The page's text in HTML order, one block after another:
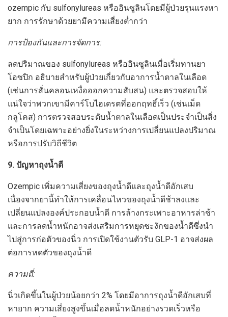
ozempic กับ sulfonylureas หรืออินซูลินโดยมีผู้ป่วยรุนแรงหา
ยาก การรักษาด้วยยามีความเสี่ยงต่ำกว่า
การป้องกันและการจัดการ:
ลดปริมาณของ sulfonylureas หรืออินซูลินเมื่อเริ่มทานยา
โอซปิก อธิบายสำหรับผู้ป่วยเกี่ยวกับอาการน้ำตาลในเลือด
(เช่นการสั่นคลอนเหงื่อออกความสับสน) และตรวจสอบให้
แน่ใจว่าพวกเขามีคาร์โบไฮเดรตที่ออกฤทธิ์เร็ว (เช่นเม็ด
กลูโคส) การตรวจสอบระดับน้ำตาลในเลือดเป็นประจำเป็นสิ่ง
จำเป็นโดยเฉพาะอย่างยิ่งในระหว่างการเปลี่ยนแปลงปริมาณ
หรือการปรับวิถีชีวิต
9. ปัญหาถุงน้ำดี
Ozempic เพิ่มความเสี่ยงของถุงน้ำดีและถุงน้ำดีอักเสบ
เนื่องจากยานี้ทำให้การเคลื่อนไหวของถุงน้ำดีช้าลงและ
เปลี่ยนแปลงองค์ประกอบน้ำดี การล้างกระเพาะอาหารล่าช้า
และการลดน้ำหนักอาจส่งเสริมการหยุดชะงักของน้ำดีซึ่งนำ
ไปสู่การก่อตัวของนิ่ว การเปิดใช้งานตัวรับ GLP-1 อาจส่งผล
ต่อการหดตัวของถุงน้ำดี
ความถี่:
นิ่วเกิดขึ้นในผู้ป่วยน้อยกว่า 2% โดยมีอาการถุงน้ำดีอักเสบที่
หายาก ความเสี่ยงสูงขึ้นเมื่อลดน้ำหนักอย่างรวดเร็วหรือ